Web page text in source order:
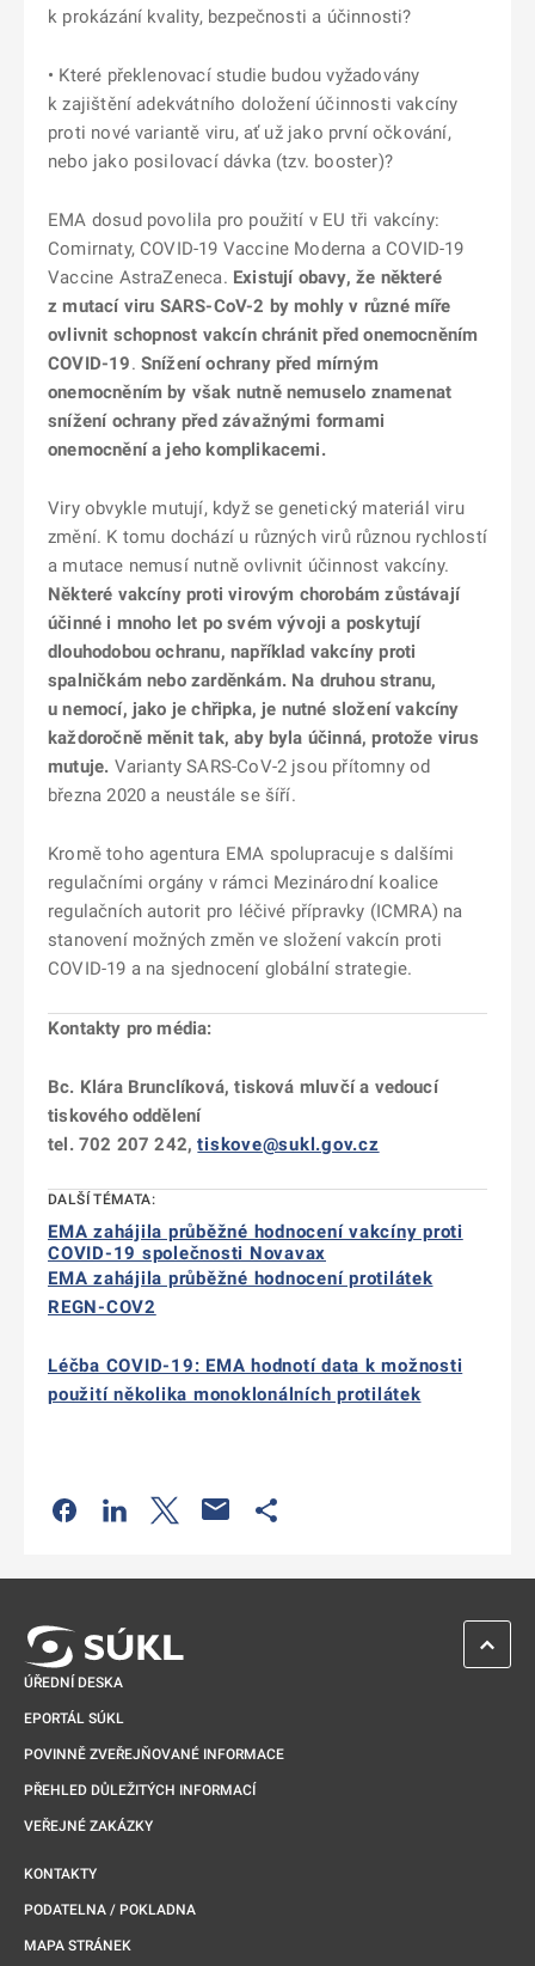
k prokázání kvality, bezpečnosti a účinnosti?
• Které překlenovací studie budou vyžadovány
k zajištění adekvátního doložení účinnosti vakcíny
proti nové variantě viru, ať už jako první očkování,
nebo jako posilovací dávka (tzv. booster)?
EMA dosud povolila pro použití v EU tři vakcíny:
Comirnaty, COVID-19 Vaccine Moderna a COVID-19
Vaccine AstraZeneca. Existují obavy, že některé
z mutací viru SARS-CoV-2 by mohly v různé míře
ovlivnit schopnost vakcín chránit před onemocněním
COVID-19. Snížení ochrany před mírným
onemocněním by však nutně nemuselo znamenat
snížení ochrany před závažnými formami
onemocnění a jeho komplikacemi.
Viry obvykle mutují, když se genetický materiál viru
změní. K tomu dochází u různých virů různou rychlostí
a mutace nemusí nutně ovlivnit účinnost vakcíny.
Některé vakcíny proti virovým chorobám zůstávají
účinné i mnoho let po svém vývoji a poskytují
dlouhodobou ochranu, například vakcíny proti
spalničkám nebo zarděnkám. Na druhou stranu,
u nemocí, jako je chřipka, je nutné složení vakcíny
každoročně měnit tak, aby byla účinná, protože virus
mutuje. Varianty SARS-CoV-2 jsou přítomny od
března 2020 a neustále se šíří.
Kromě toho agentura EMA spolupracuje s dalšími
regulačními orgány v rámci Mezinárodní koalice
regulačních autorit pro léčivé přípravky (ICMRA) na
stanovení možných změn ve složení vakcín proti
COVID-19 a na sjednocení globální strategie.
Kontakty pro média:
Bc. Klára Brunclíková, tisková mluvčí a vedoucí
tiskového oddělení
tel. 702 207 242,tiskove@sukl.gov.cz
DALŠÍ TÉMATA:
EMA zahájila průběžné hodnocení vakcíny proti
COVID-19 společnosti Novavax
EMA zahájila průběžné hodnocení protilátek
REGN-COV2
Léčba COVID-19: EMA hodnotí data k možnosti
použití několika monoklonálních protilátek
Odkaz se otevře na nové kartě
Odkaz se otevře na nové kartě
Odkaz se otevře na nové kartě
ÚŘEDNÍ DESKA
EPORTÁL SÚKL
POVINNĚ ZVEŘEJŇOVANÉ INFORMACE
PŘEHLED DŮLEŽITÝCH INFORMACÍ
VEŘEJNÉ ZAKÁZKY
KONTAKTY
PODATELNA / POKLADNA
MAPA STRÁNEK
ZPĚT